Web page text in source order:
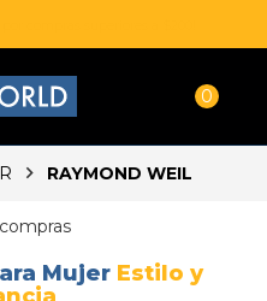
0
RAYMOND WEIL
Mujer Estilo y